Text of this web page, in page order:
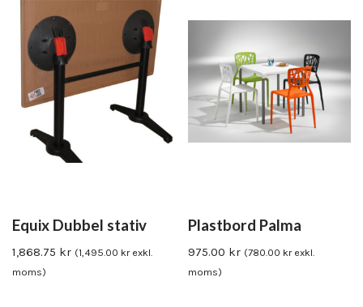
Equix Dubbel stativ
1,868.75 kr (1,495.00 krexkl.
moms)
Plastbord Palma
975.00 kr (780.00 krexkl.
moms)